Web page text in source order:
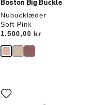
Boston Big Buckle
Nubucklæder
Soft Pink
Price:
1.500,00 kr
med
prøvefarver